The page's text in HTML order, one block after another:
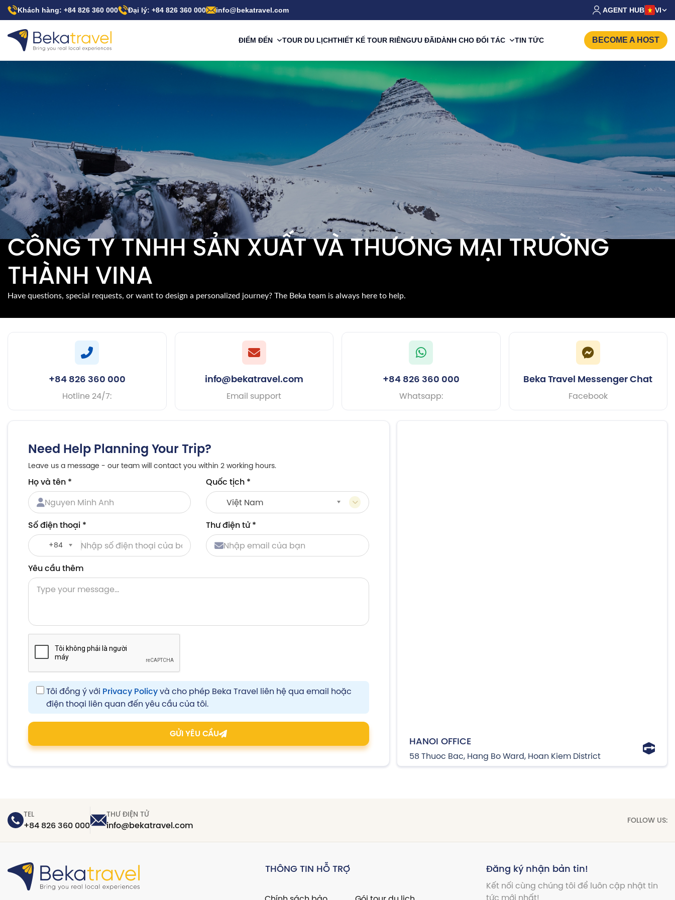
Nhảy
đến
dung
Khách hàng: +84 826 360 000 Đại lý: +84 826 360 000 info@bekatravel.com AGENT HUB VI
ĐIỂM ĐẾN TOUR DU LỊCHTHIẾT KẾ TOUR RIÊNGƯU ĐÃIDÀNH CHO ĐỐI TÁC TIN TỨC BECOME A HOST
CÔNG TY TNHH SẢN XUẤT VÀ THƯƠNG MẠI TRƯỜNG
THÀNH VINA
Have questions, special requests, or want to design a personalized journey? The Beka team is always here to help.
+84 826 360 000
Hotline 24/7:
info@bekatravel.com
Email support
+84 826 360 000
Whatsapp:
Beka Travel Messenger Chat
Facebook
Need Help Planning Your Trip?
Leave us a message - our team will contact you within 2 working hours.
Họ và tên *
Họ
và
tên
Quốc tịch *
Việt Nam
Quốc
tịch
Số điện thoại *
+84
code
Số
điện
thoại
Thư điện tử*
Thư
tử
Yêu cầu thêm
Privacy
consent
Tôi đồng ý với Privacy Policyvà cho phép Beka Travel liên hệ qua email hoặc
điện thoại liên quan đến yêu cầu của tôi.
GỬI YÊU CẦU
HANOI OFFICE
58 Thuoc Bac, Hang Bo Ward, Hoan Kiem District
TEL
+84 826 360 000
THƯ ĐIỆN TỬ
info@bekatravel.com FOLLOW US:
THÔNG TIN HỖ TRỢ Đăng ký nhận bản tin!
Kết nối cùng chúng tôi để luôn cập nhật tin
tức mới nhất!